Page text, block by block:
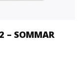
– SOMMAR